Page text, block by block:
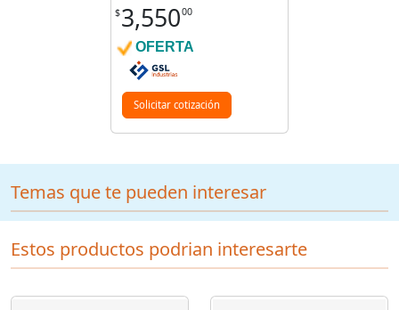
$3,55000
OFERTA
Solicitar cotización
Temas que te pueden interesar
Estos productos podrian interesarte